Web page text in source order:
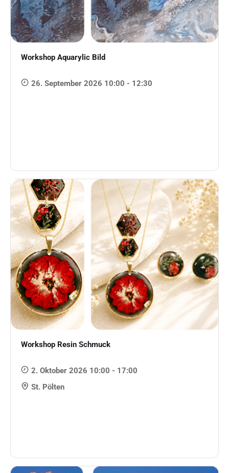
Workshop Aquarylic Bild
26. September 2026 10:00 - 12:30
Workshop Resin Schmuck
2. Oktober 2026 10:00 - 17:00
St. Pölten